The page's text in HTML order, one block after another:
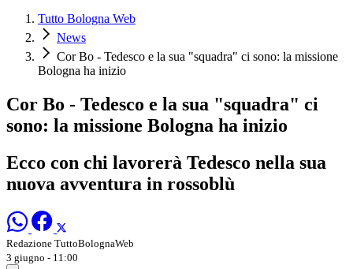
Tutto Bologna Web
News
Cor Bo - Tedesco e la sua "squadra" ci sono: la missione
Bologna ha inizio
Cor Bo - Tedesco e la sua "squadra" ci
sono: la missione Bologna ha inizio
Ecco con chi lavorerà Tedesco nella sua
nuova avventura in rossoblù
Redazione TuttoBolognaWeb
3 giugno - 11:00